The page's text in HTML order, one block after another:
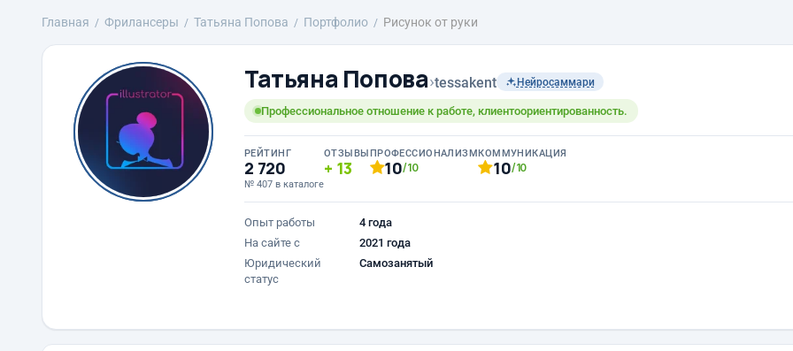
Главная Фрилансеры Татьяна Попова Портфолио Рисунок от руки
Татьяна Попова›tessakent Нейросаммари
Профессиональное отношение к работе, клиентоориентированность.
РЕЙТИНГ
2 720
№ 407 в каталоге
ОТЗЫВЫ
13
ПРОФЕССИОНАЛИЗМ
10/10
КОММУНИКАЦИЯ
10/10
Опыт работы
4 года
На сайте с
2021 года
Юридический
статус
Самозанятый